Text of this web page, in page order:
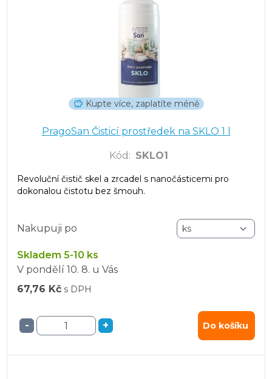
Kupte více, zaplatíte méně
PragoSan Čisticí prostředek na SKLO 1 l
Kód : SKLO1
Revoluční čistič skel a zrcadel s nanočásticemi pro
dokonalou čistotu bez šmouh.
Nakupuji po
Skladem 5-10 ks
V pondělí 10. 8. u Vás
67,76 Kč s DPH
- + Do košíku